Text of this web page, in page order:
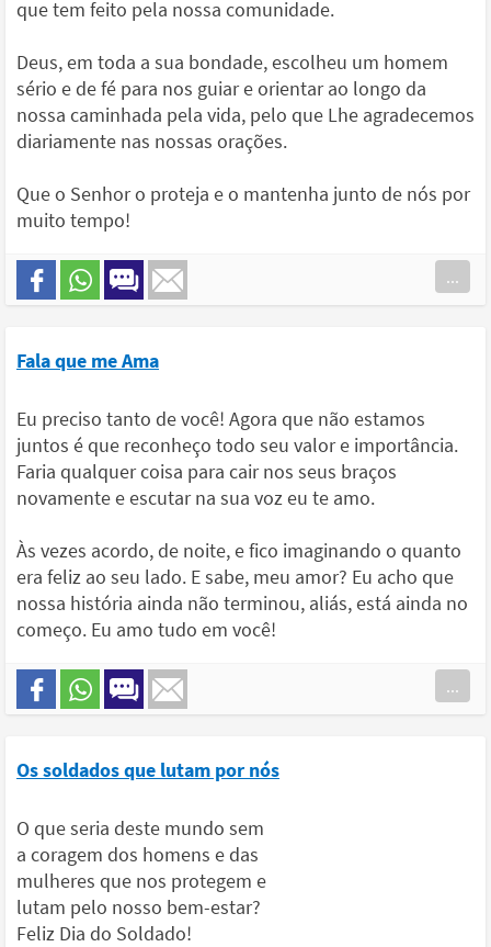
que tem feito pela nossa comunidade.
Deus, em toda a sua bondade, escolheu um homem
sério e de fé para nos guiar e orientar ao longo da
nossa caminhada pela vida, pelo que Lhe agradecemos
diariamente nas nossas orações.
Que o Senhor o proteja e o mantenha junto de nós por
muito tempo!
...
Fala que me Ama
Eu preciso tanto de você! Agora que não estamos
juntos é que reconheço todo seu valor e importância.
Faria qualquer coisa para cair nos seus braços
novamente e escutar na sua voz eu te amo.
Às vezes acordo, de noite, e fico imaginando o quanto
era feliz ao seu lado. E sabe, meu amor? Eu acho que
nossa história ainda não terminou, aliás, está ainda no
começo. Eu amo tudo em você!
...
Os soldados que lutam por nós
O que seria deste mundo sem
a coragem dos homens e das
mulheres que nos protegem e
lutam pelo nosso bem-estar?
Feliz Dia do Soldado!